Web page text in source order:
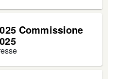
Commissione